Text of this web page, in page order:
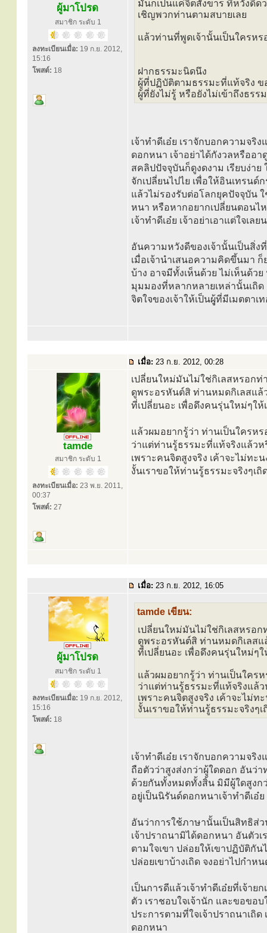
ผู้มาโปรด
สมาชิก ระดับ 1
ลงทะเบียนเมื่อ: 19 ก.ย. 2012,
15:16
โพสต์: 18
มันก็เป็นแค่จิตสังขาร ที่หวังดีด
เชิญพวกท่านตามสบายเลย
แล้วท่านที่พูดเจ้านั้นเป็นใครหร
ฝากธรรมะนิดนึง
ผู้ที่ปฏิบัติตามธรรมะที่แท้จริง ข
ผู้ที่ยังไม่รู้ หรือยังไม่เข้าถึงธร
เจ้าทำดีเอ๋ย เราจักบอกความจ
ดอกหนา เจ้าอย่าได้กังวลหรืออา
สคลิปปัจจุบันก็ดูงดงาม เรียบง่า
จักเปลี่ยนไปไย เพื่อให้อินเทรน
แล้วไม่รองรับต่อโลกยุคปัจจุบัน
หนา หรือหากอยากเปลี่ยนตอนไ
เจ้าทำดีเอ๋ย เจ้าอย่าเอาแต่ใจเลย
อันความหวังดีของเจ้านั้นเป็นสิ่
เมื่อเจ้านำเสนอความคิดขึ้นมา
บ้าง อาจมีทั้งเห็นด้วย ไม่เห็นด้วย
มุมมองที่หลากหลายเหล่านั้นเถิ
จิตใจของเจ้าให้เป็นผุู้ที่มีเมตตาเ
เมื่อ: 23 ก.ย. 2012, 00:28
tamde
สมาชิก ระดับ 1
ลงทะเบียนเมื่อ: 23 พ.ย. 2011,
00:37
โพสต์: 27
เปลี่ยนใหม่มันไม่ใช่กิเลสหรอกท่
ดูพระอรหันต์สิ ท่านหมดกิเลสแล้
ที่เปลี่ยนอะ เพื่อดึงคนรุ่นใหม่ๆให้
แล้วผมอยากรู้ว่า ท่านเป็นใครห
ว่าแต่ท่านรู้ธรรมะที่แท้จริงแล้ว
เพราะคนจิตสูงจริง เค้าจะไม่ทะ
งั้นเราขอให้ท่านรู้ธรรมะจริงๆเ
เมื่อ: 23 ก.ย. 2012, 16:05
ผู้มาโปรด
สมาชิก ระดับ 1
ลงทะเบียนเมื่อ: 19 ก.ย. 2012,
15:16
โพสต์: 18
tamde เขียน:
เปลี่ยนใหม่มันไม่ใช่กิเลสหรอก
ดูพระอรหันต์สิ ท่านหมดกิเลสแ
ที่เปลี่ยนอะ เพื่อดึงคนรุ่นใหม่ๆ
แล้วผมอยากรู้ว่า ท่านเป็นใคร
ว่าแต่ท่านรู้ธรรมะที่แท้จริงแล้
เพราะคนจิตสูงจริง เค้าจะไม่ท
งั้นเราขอให้ท่านรู้ธรรมะจริงๆ
เจ้าทำดีเอ๋ย เราจักบอกความจริ
ถือตัวว่าสูงส่งกว่าผู้ใดดอก อันว่
ด้วยกันทั้งหมดทั้งสิ้น มิมีผู้ใดสูงก
อยู่เป็นนิรันด์ดอกหนาเจ้าทำดีเอ๋ย
อันว่าการใช้ภาษานั้นเป็นสิทธิส่ว
เจ้าปราถนามิได้ดอกหนา อันตัวเ
ตามใจเขา ปล่อยให้เขาปฏิบัติกั
ปล่อยเขาบ้างเถิด จงอย่าไปกำห
เป็นการดีแล้วเจ้าทำดีเอ๋ยที่เจ้าย
ตัว เราชอบใจเจ้านัก และขอขอ
ประการตามที่ใจเจ้าปราถนาเถิ
ดอกหนา